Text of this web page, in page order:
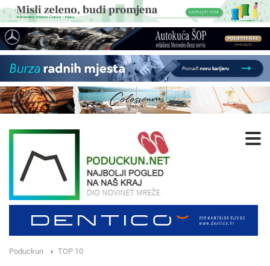
Poduckun TOP 10